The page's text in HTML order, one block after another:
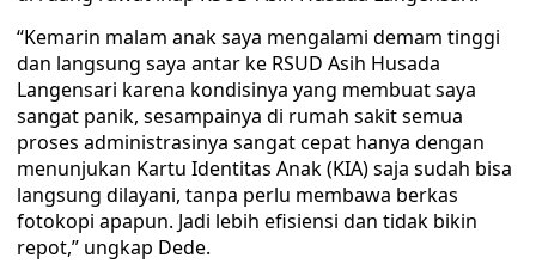
“Kemarin malam anak saya mengalami demam tinggi
dan langsung saya antar ke RSUD Asih Husada
Langensari karena kondisinya yang membuat saya
sangat panik, sesampainya di rumah sakit semua
proses administrasinya sangat cepat hanya dengan
menunjukan Kartu Identitas Anak (KIA) saja sudah bisa
langsung dilayani, tanpa perlu membawa berkas
fotokopi apapun. Jadi lebih efisiensi dan tidak bikin
repot,” ungkap Dede.